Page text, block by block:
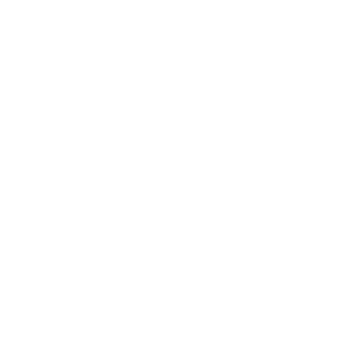
och vad jag erbjuder. Väl mött!